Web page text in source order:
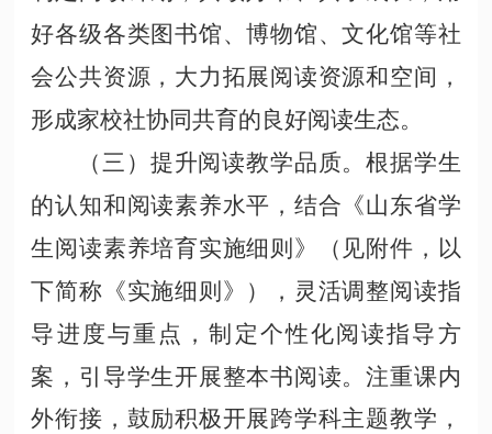
好各级各类图书馆、博物馆、文化馆等社
会公共资源，大力拓展阅读资源和空间，
形成家校社协同共育的良好阅读生态。
（三）提升阅读教学品质。根据学生
的认知和阅读素养水平，结合《山东省学
生阅读素养培育实施细则》（见附件，以
下简称《实施细则》），灵活调整阅读指
导进度与重点，制定个性化阅读指导方
案，引导学生开展整本书阅读。注重课内
外衔接，鼓励积极开展跨学科主题教学，